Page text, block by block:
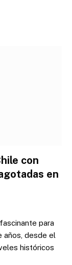
con
en
para
años, desde el
históricos